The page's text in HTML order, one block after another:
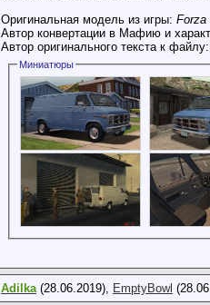
Оригинальная модель из игры: Forza
Автор конвертации в Мафию и
Автор оригинального текста к
Миниатюры
Adilka(28.06.2019), EmptyBowl